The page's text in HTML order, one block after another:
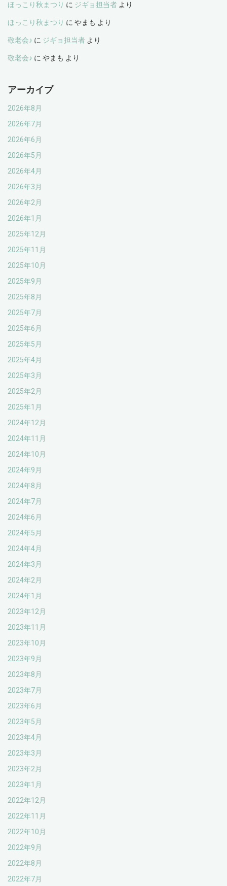
ほっこり秋まつり に ジギョ担当者 より
ほっこり秋まつり に やまも より
敬老会♪ に ジギョ担当者 より
敬老会♪ に やまも より
アーカイブ
2026年8月
2026年7月
2026年6月
2026年5月
2026年4月
2026年3月
2026年2月
2026年1月
2025年12月
2025年11月
2025年10月
2025年9月
2025年8月
2025年7月
2025年6月
2025年5月
2025年4月
2025年3月
2025年2月
2025年1月
2024年12月
2024年11月
2024年10月
2024年9月
2024年8月
2024年7月
2024年6月
2024年5月
2024年4月
2024年3月
2024年2月
2024年1月
2023年12月
2023年11月
2023年10月
2023年9月
2023年8月
2023年7月
2023年6月
2023年5月
2023年4月
2023年3月
2023年2月
2023年1月
2022年12月
2022年11月
2022年10月
2022年9月
2022年8月
2022年7月